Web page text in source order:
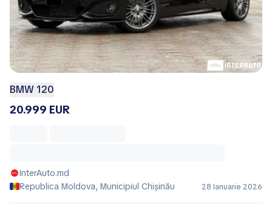
BMW 120
20.999 EUR
InterAuto.md
Republica Moldova, Municipiul Chișinău
28 Ianuarie 2026